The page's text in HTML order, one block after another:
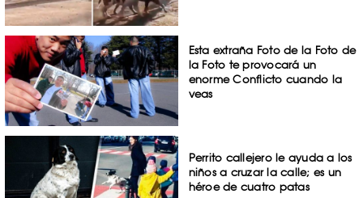
Esta extraña Foto de la Foto de
la Foto te provocará un
enorme Conflicto cuando la
veas
Perrito callejero le ayuda a los
niños a cruzar la calle; es un
héroe de cuatro patas